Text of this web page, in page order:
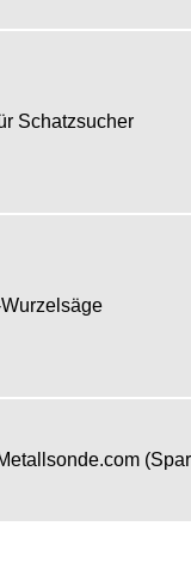
Schatzsucher